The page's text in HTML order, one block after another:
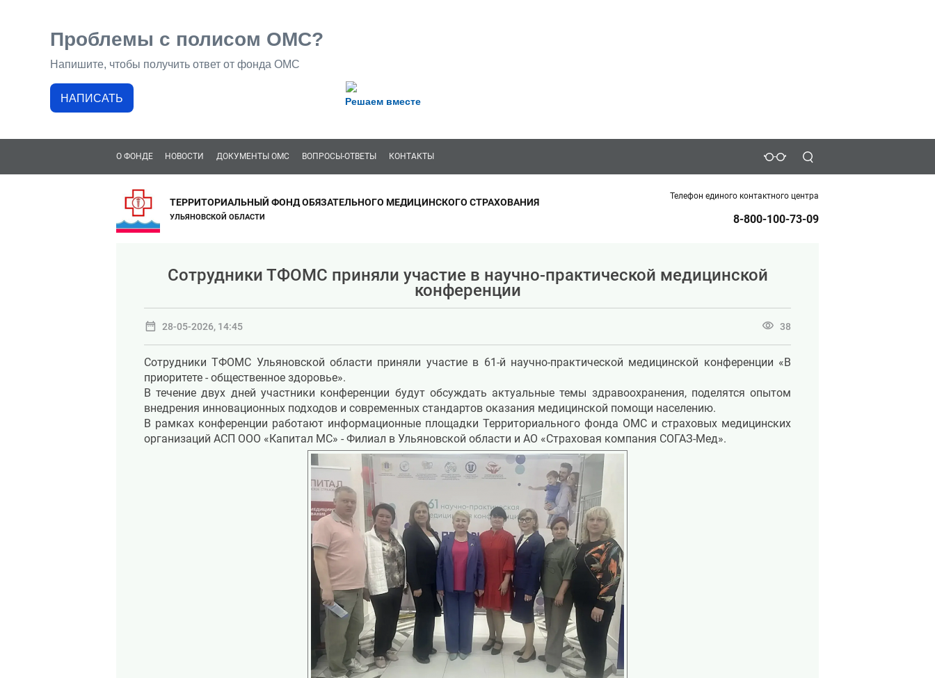
Решаем вместе
Проблемы с полисом ОМС?
Напишите, чтобы получить ответ от фонда ОМС
НАПИСАТЬ
О ФОНДЕ НОВОСТИ ДОКУМЕНТЫ ОМС ВОПРОСЫ-ОТВЕТЫ КОНТАКТЫ
ТЕРРИТОРИАЛЬНЫЙ ФОНД ОБЯЗАТЕЛЬНОГО МЕДИЦИНСКОГО СТРАХОВАНИЯ
УЛЬЯНОВСКОЙ ОБЛАСТИ
Телефон единого контактного центра
8-800-100-73-09
Сотрудники ТФОМС приняли участие в научно-практической медицинской
конференции
date_range 28-05-2026, 14:45 visibility 38
Сотрудники ТФОМС Ульяновской области приняли участие в 61-й научно-практической медицинской конференции «В
приоритете - общественное здоровье».
В течение двух дней участники конференции будут обсуждать актуальные темы здравоохранения, поделятся опытом
внедрения инновационных подходов и современных стандартов оказания медицинской помощи населению.
В рамках конференции работают информационные площадки Территориального фонда ОМС и страховых медицинских
организаций АСП ООО «Капитал МС» - Филиал в Ульяновской области и АО «Страховая компания СОГАЗ-Мед».